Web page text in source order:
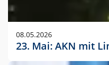
08.05.2026
23. Mai: AKN mit